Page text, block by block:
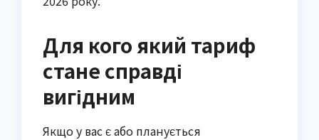
Для кого який тариф
стане справді
вигідним
Якщо у вас є або планується